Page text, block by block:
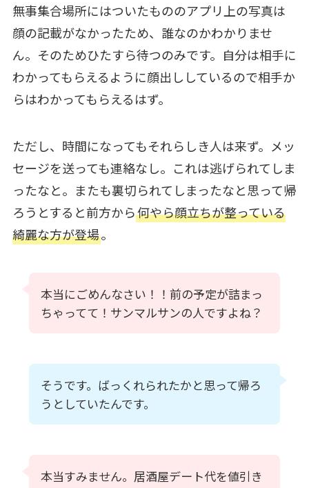
無事集合場所にはついたもののアプリ上の写真は
顔の記載がなかったため、誰なのかわかりませ
ん。そのためひたすら待つのみです。自分は相手に
わかってもらえるように顔出ししているので相手か
らはわかってもらえるはず。
ただし、時間になってもそれらしき人は来ず。メッ
セージを送っても連絡なし。これは逃げられてしま
ったなと。またも裏切られてしまったなと思って帰
ろうとすると前方から何やら顔立ちが整っている
綺麗な方が登場。
本当にごめんなさい！！前の予定が詰まっ
ちゃってて！サンマルサンの人ですよね？
そうです。ばっくれられたかと思って帰ろ
うとしていたんです。
本当すみません。居酒屋デート代を値引き